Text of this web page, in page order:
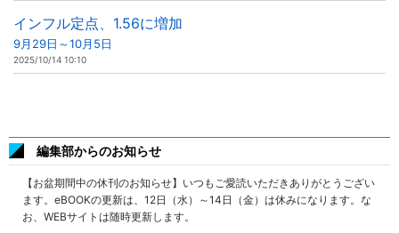
インフル定点、1.56に増加
9月29日～10月5日
2025/10/14 10:10
編集部からのお知らせ
【お盆期間中の休刊のお知らせ】いつもご愛読いただきありがとうござい
ます。eBOOKの更新は、12日（水）～14日（金）は休みになります。な
お、WEBサイトは随時更新します。